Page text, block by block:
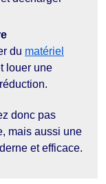
du matériel
louer une
donc pas
mais aussi une
et efficace.